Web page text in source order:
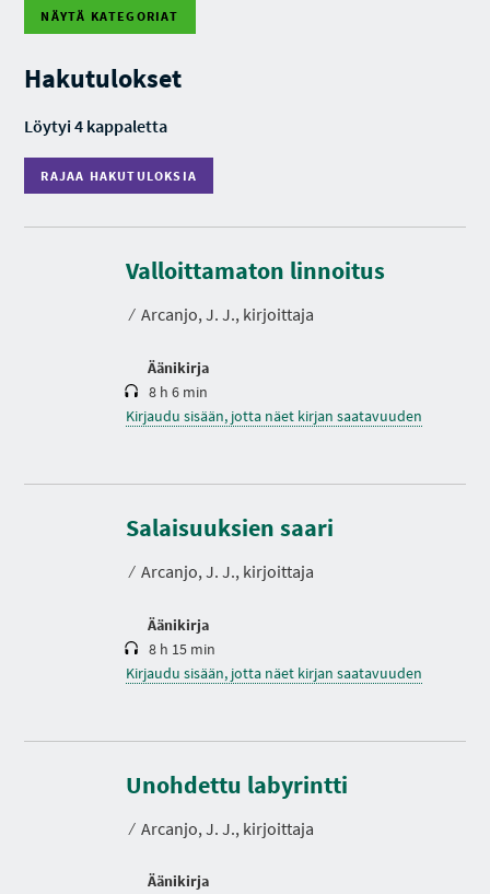
NÄYTÄ KATEGORIAT
Hakutulokset
Löytyi 4 kappaletta
RAJAA HAKUTULOKSIA
A
A
U
T
U
O
Valloittamaton linnoitus
⁄ Arcanjo, J. J., kirjoittaja
Äänikirja
K
s
t
8 h 6 min
Kirjaudu sisään, jotta näet kirjan saatavuuden
Salaisuuksien saari
⁄ Arcanjo, J. J., kirjoittaja
Äänikirja
K
s
t
8 h 15 min
Kirjaudu sisään, jotta näet kirjan saatavuuden
Unohdettu labyrintti
⁄ Arcanjo, J. J., kirjoittaja
Äänikirja
K
s
t